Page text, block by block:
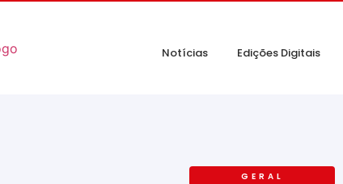
Notícias Edições Digitais
GERAL